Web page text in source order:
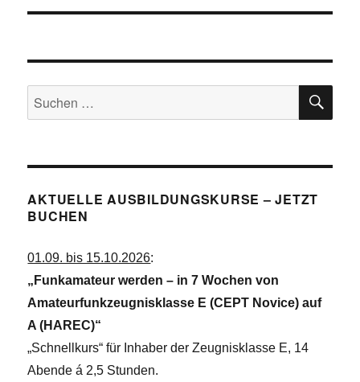
Suchen
nach:
AKTUELLE AUSBILDUNGSKURSE – JETZT
BUCHEN
01.09. bis 15.10.2026:
„Funkamateur werden – in 7 Wochen von
Amateurfunkzeugnisklasse E (CEPT Novice) auf
A (HAREC)“
„Schnellkurs“ für Inhaber der Zeugnisklasse E, 14
Abende á 2,5 Stunden.